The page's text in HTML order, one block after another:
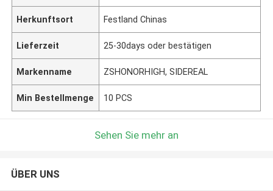
Herkunftsort Festland Chinas
Lieferzeit 25-30days oder bestätigen
Markenname ZSHONORHIGH, SIDEREAL
Min Bestellmenge 10 PCS
Sehen Sie mehr an
ÜBER UNS